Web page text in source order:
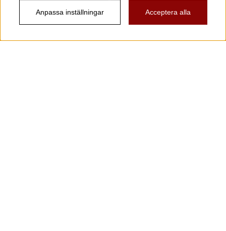
Anpassa inställningar Acceptera alla